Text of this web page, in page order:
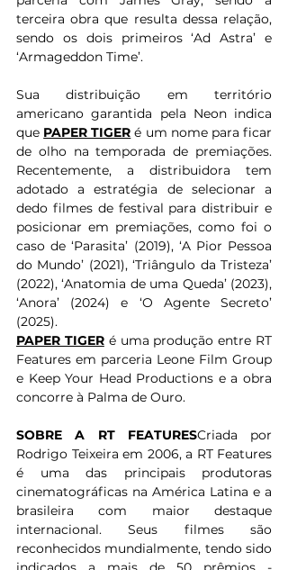
terceira obra que resulta dessa relação,
sendo os dois primeiros ‘Ad Astra’ e
‘Armageddon Time’.
Sua distribuição em território
americano garantida pela Neon indica
que PAPER TIGER é um nome para ficar
de olho na temporada de premiações.
Recentemente, a distribuidora tem
adotado a estratégia de selecionar a
dedo filmes de festival para distribuir e
posicionar em premiações, como foi o
caso de ‘Parasita’ (2019), ‘A Pior Pessoa
do Mundo’ (2021), ‘Triângulo da Tristeza’
(2022), ‘Anatomia de uma Queda’ (2023),
‘Anora’ (2024) e ‘O Agente Secreto’
(2025).
PAPER TIGER é uma produção entre RT
Features em parceria Leone Film Group
e Keep Your Head Productions e a obra
concorre à Palma de Ouro.
SOBRE A RT FEATURESCriada por
Rodrigo Teixeira em 2006, a RT Features
é uma das principais produtoras
cinematográficas na América Latina e a
brasileira com maior destaque
internacional. Seus filmes são
reconhecidos mundialmente, tendo sido